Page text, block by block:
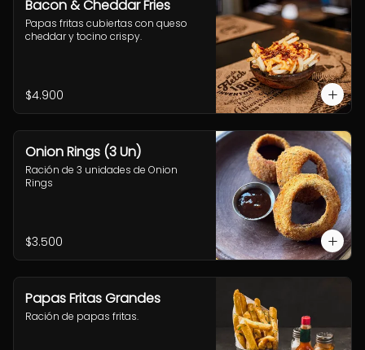
Bacon & Cheddar Fries
Papas fritas cubiertas con queso
cheddar y tocino crispy.
$4.900
Onion Rings (3 Un)
Ración de 3 unidades de Onion
Rings
$3.500
Papas Fritas Grandes
Ración de papas fritas.